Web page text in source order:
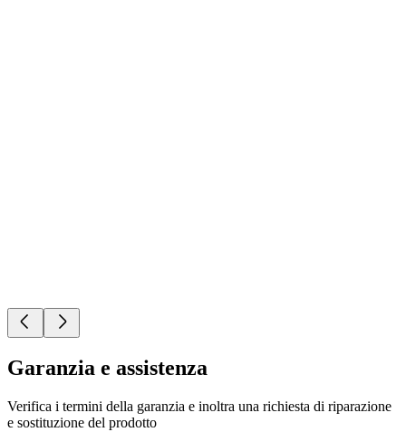
Garanzia e assistenza
Verifica i termini della garanzia e inoltra una richiesta di riparazione
e sostituzione del prodotto